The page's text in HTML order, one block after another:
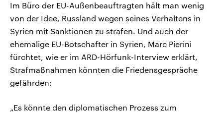
Im Büro der EU-Außenbeauftragten hält man wenig
von der Idee, Russland wegen seines Verhaltens in
Syrien mit Sanktionen zu strafen. Und auch der
ehemalige EU-Botschafter in Syrien, Marc Pierini
fürchtet, wie er im ARD-Hörfunk-Interview erklärt,
Strafmaßnahmen könnten die Friedensgespräche
gefährden:
„Es könnte den diplomatischen Prozess zum